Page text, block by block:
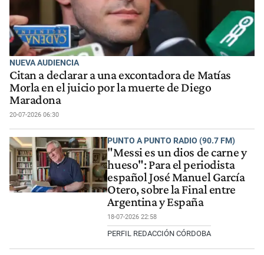
NUEVA AUDIENCIA
Citan a declarar a una excontadora de Matías
Morla en el juicio por la muerte de Diego
Maradona
20-07-2026 06:30
PUNTO A PUNTO RADIO (90.7 FM)
"Messi es un dios de carne y
hueso": Para el periodista
español José Manuel García
Otero, sobre la Final entre
Argentina y España
18-07-2026 22:58
PERFIL REDACCIÓN CÓRDOBA